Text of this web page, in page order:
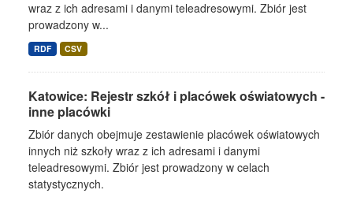
wraz z ich adresami i danymi teleadresowymi. Zbiór jest
prowadzony w...
RDF CSV
Katowice: Rejestr szkół i placówek oświatowych -
inne placówki
Zbiór danych obejmuje zestawienie placówek oświatowych
innych niż szkoły wraz z ich adresami i danymi
teleadresowymi. Zbiór jest prowadzony w celach
statystycznych.